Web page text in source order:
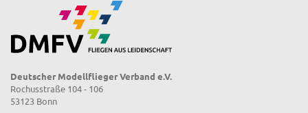
Deutscher Modellflieger Verband e.V.
Rochusstraße 104 - 106
53123 Bonn